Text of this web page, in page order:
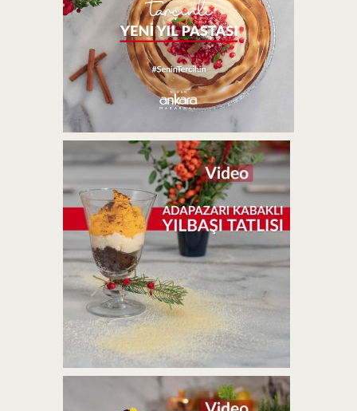
KARANFILLI YENI YIL TATLISI |
VIDEO
TARÇINLI YENI YIL PASTASI TARIFI |
VIDEO